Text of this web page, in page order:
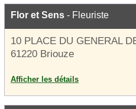
Flor et Sens - Fleuriste
10 PLACE DU GENERAL
61220 Briouze
Afficher les détails